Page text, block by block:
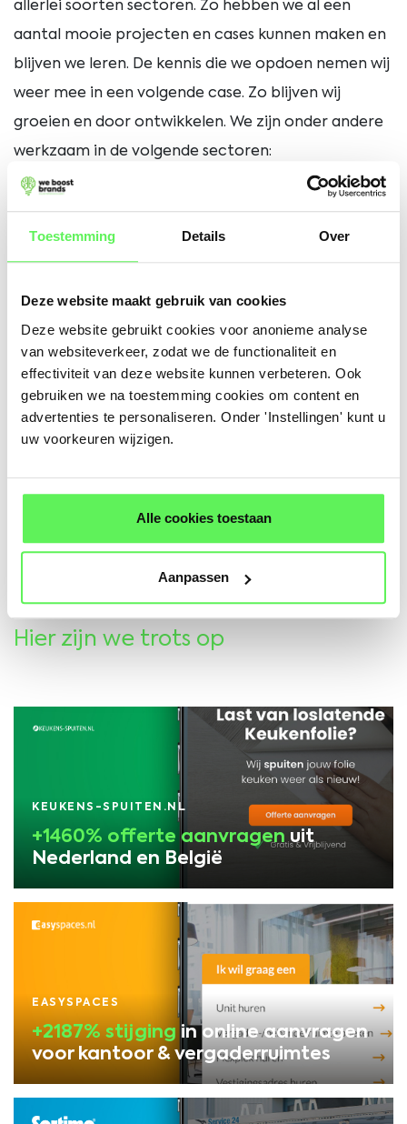
Toestemming Details Over
Deze website maakt gebruik van cookies
Deze website gebruikt cookies voor anonieme analyse
van websiteverkeer, zodat we de functionaliteit en
effectiviteit van deze website kunnen verbeteren. Ook
gebruiken we na toestemming cookies om content en
advertenties te personaliseren. Onder 'Instellingen' kunt u
uw voorkeuren wijzigen.
Alle cookies toestaan
Aanpassen
allerlei soorten sectoren. Zo hebben we al een
aantal mooie projecten en cases kunnen maken en
blijven we leren. De kennis die we opdoen nemen wij
weer mee in een volgende case. Zo blijven wij
groeien en door ontwikkelen. We zijn onder andere
werkzaam in de volgende sectoren:
Landbouw
Vastgoed
Energie
Wij gaan voor meer en zijn zelf ook nooit
betekenen binnen jouw branche?
DAT SMAAKT NAAR MEER
Onze succesverhalen
Hier zijn we trots op
KEUKENS-SPUITEN.NL
+1460% offerte aanvragenuit
Nederland en België
EASYSPACES
+2187% stijging in online aanvragen
voor kantoor & vergaderruimtes